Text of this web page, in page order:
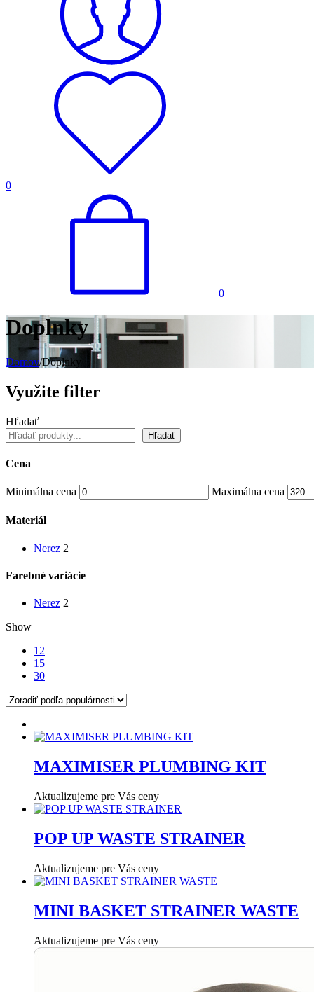
0
0
Doplnky
Domov/Doplnky
Využite filter
Hľadať
Hľadať
Cena
Minimálna cena Maximálna cena
Materiál
Nerez 2
Farebné variácie
Nerez 2
Show
12
15
30
MAXIMISER PLUMBING KIT
Aktualizujeme pre Vás ceny
POP UP WASTE STRAINER
Aktualizujeme pre Vás ceny
MINI BASKET STRAINER WASTE
Aktualizujeme pre Vás ceny